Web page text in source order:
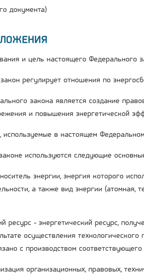
документа)
и цель настоящего Федерального
регулирует отношения по
закона является создание
и повышения энергетической
используемые в настоящем
используются следующие
энергии, энергия которого
а также вид энергии (атомная,
ресурс - энергетический ресурс,
осуществления
с производством
организационных, правовых,